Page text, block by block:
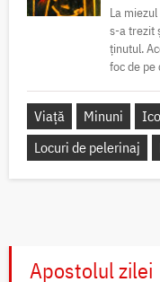
La
s-a trezit
ținutul.
foc de pe
Viață Minuni
Locuri de pelerinaj
Apostolul zilei